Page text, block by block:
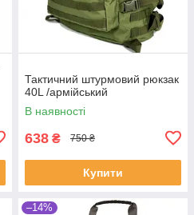
Тактичний штурмовий рюкзак
40L /армійський
В наявності
638 ₴ 750 ₴
Купити
–14%